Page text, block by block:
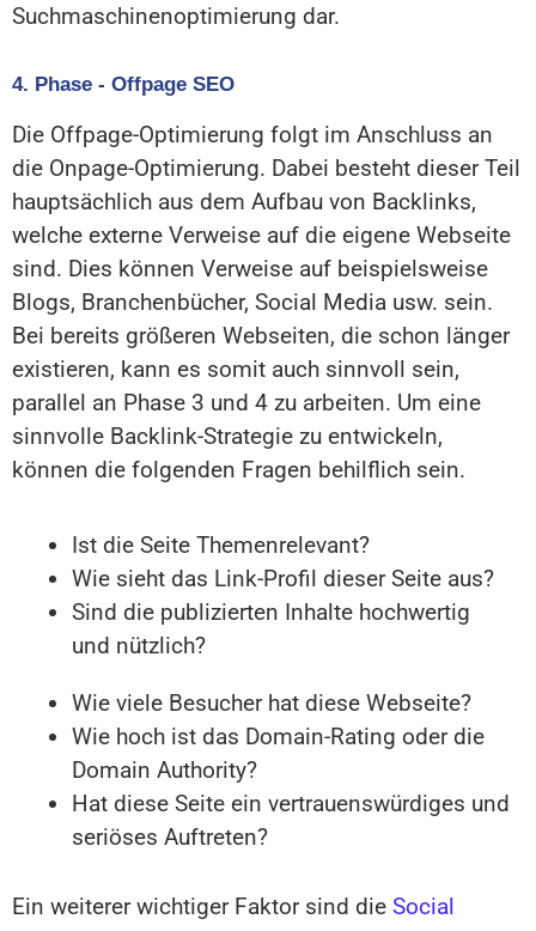
Suchmaschinenoptimierung dar.
4. Phase - Offpage SEO
Die Offpage-Optimierung folgt im Anschluss an
die Onpage-Optimierung. Dabei besteht dieser Teil
hauptsächlich aus dem Aufbau von Backlinks,
welche externe Verweise auf die eigene Webseite
sind. Dies können Verweise auf beispielsweise
Blogs, Branchenbücher, Social Media usw. sein.
Bei bereits größeren Webseiten, die schon länger
existieren, kann es somit auch sinnvoll sein,
parallel an Phase 3 und 4 zu arbeiten. Um eine
sinnvolle Backlink-Strategie zu entwickeln,
können die folgenden Fragen behilflich sein.
Ist die Seite Themenrelevant?
Wie sieht das Link-Profil dieser Seite aus?
Sind die publizierten Inhalte hochwertig
und nützlich?
Wie viele Besucher hat diese Webseite?
Wie hoch ist das Domain-Rating oder die
Domain Authority?
Hat diese Seite ein vertrauenswürdiges und
seriöses Auftreten?
Ein weiterer wichtiger Faktor sind die Social